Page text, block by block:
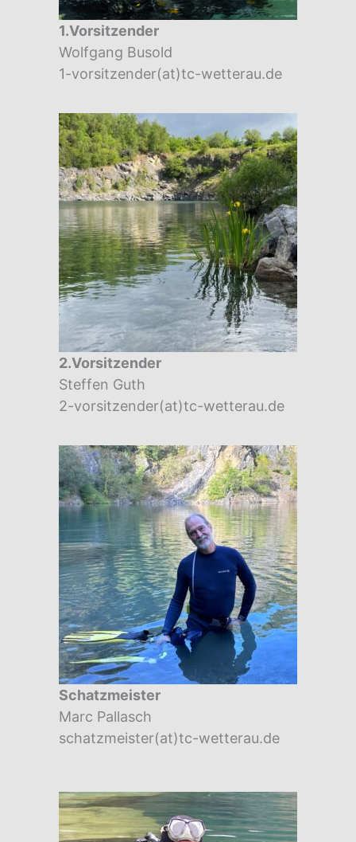
1.Vorsitzender
Wolfgang Busold
1-vorsitzender(at)tc-wetterau.de
2.Vorsitzender
Steffen Guth
2-vorsitzender(at)tc-wetterau.de
Schatzmeister
Marc Pallasch
schatzmeister(at)tc-wetterau.de